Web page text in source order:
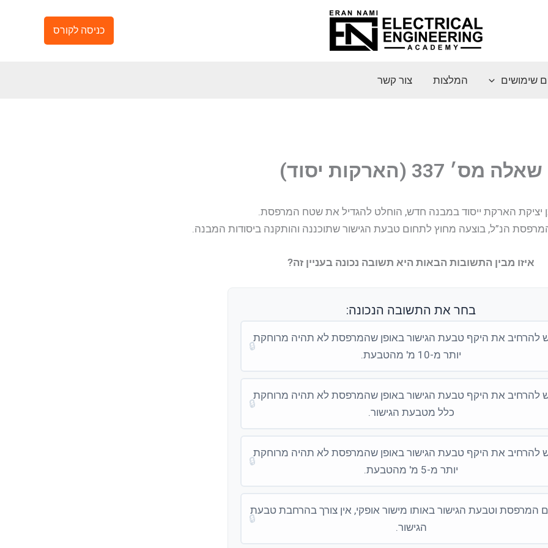
כניסה לקורס
שימושים המלצות צור קשר
שאלה מס׳ 337 (הארקות יסוד)
יציקת הארקת ייסוד במבנה חדש, הוחלט להגדיל את שטח המרפסת.
הנ”ל, בוצעה מחוץ לתחום טבעת הגישור שתוכננה והותקנה ביסודות המבנה.
איזו מבין התשובות הבאות היא תשובה נכונה בעניין זה?
בחר את התשובה הנכונה:
להרחיב את היקף טבעת הגישור באופן שהמרפסת לא תהיה מרוחקת
יותר מ-10 מ' מהטבעת.
🔒
להרחיב את היקף טבעת הגישור באופן שהמרפסת לא תהיה מרוחקת
כלל מטבעת הגישור.
🔒
להרחיב את היקף טבעת הגישור באופן שהמרפסת לא תהיה מרוחקת
יותר מ-5 מ' מהטבעת.
🔒
המרפסת וטבעת הגישור באותו מישור אופקי, אין צורך בהרחבת טבעת
הגישור.
🔒